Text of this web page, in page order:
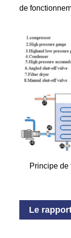
de
Principe de
Le